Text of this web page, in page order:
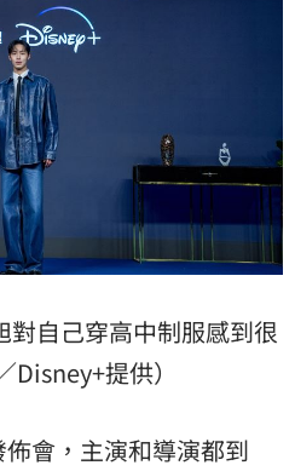
自己穿高中制服感到很
提供）
佈會，主演和導演都到